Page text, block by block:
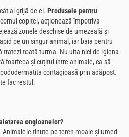
ai grijă de el. Produsele pentru
copitei, acționează împotriva
zonele deschise de umezeală și
pe un singur animal, iar baia pentru
tratezi toată turma. Nu uita nici de igiena
foarfeca și cuțitul între animale, ca să
contagioasă prin adăpost.
fac restul.
ongloanelor?
Animalele ținute pe teren moale și umed